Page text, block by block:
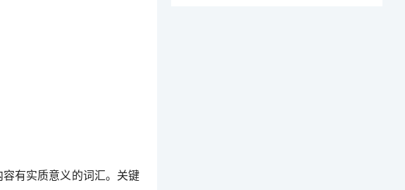
有实质意义的词汇。关键